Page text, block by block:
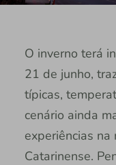
O inverno terá
21 de junho,
típicas,
cenário ainda
experiências na
Catarinense.